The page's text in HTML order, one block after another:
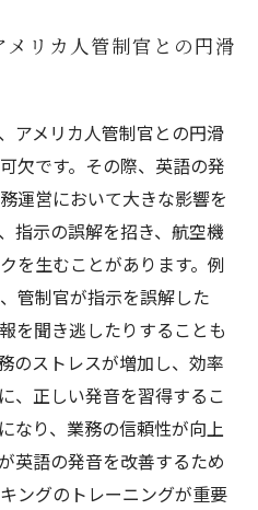
リカ人管制官との円滑
アメリカ人管制官との円滑
欠です。その際、英語の発
運営において大きな影響を
指示の誤解を招き、航空機
を生むことがあります。例
管制官が指示を誤解した
を聞き逃したりすることも
のストレスが増加し、効率
、正しい発音を習得するこ
なり、業務の信頼性が向上
英語の発音を改善するため
ングのトレーニングが重要